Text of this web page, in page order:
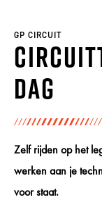
SEASON
Dag
GP CIRCUIT
Zelf rijden op het
werken aan je
voor staat.